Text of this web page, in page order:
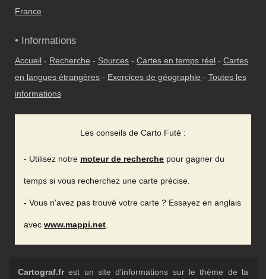
France
• Informations
Accueil - Recherche - Sources - Cartes en temps réel - Cartes
en langues étrangères - Exercices de géographie - Toutes les
informations
Les conseils de Carto Futé :
- Utilisez notre moteur de recherche pour gagner du
temps si vous recherchez une carte précise.
- Vous n'avez pas trouvé votre carte ? Essayez en anglais
avec www.mappi.net
Cartograf.frest un site d'informations sur le thème de la